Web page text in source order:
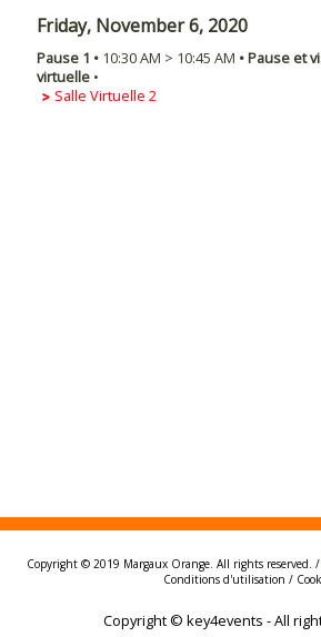
Friday, November 6, 2020
Pause 1 • 10:30 AM > 10:45 AM •Pause et
virtuelle •
Salle Virtuelle 2
Copyright © 2019 Margaux Orange. All rights reserved. /
Conditions d'utilisation /
Copyright © key4events - All